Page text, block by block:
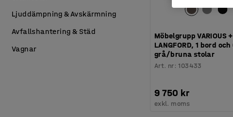
Möbelgrupp VARIOUS +
LANGFORD, 1 bord och
grå/bruna stolar
Art. nr:103433
9 750 kr
exkl. moms
Ljuddämpning & Avskärmning
Avfallshantering & Städ
Vagnar